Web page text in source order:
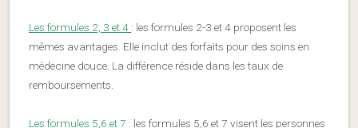
Les formules 2, 3 et 4 : les formules 2-3 et 4 proposent les
mêmes avantages. Elle inclut des forfaits pour des soins en
médecine douce. La différence réside dans les taux de
remboursements.
Les formules 5,6 et 7 : les formules 5,6 et 7 visent les personnes